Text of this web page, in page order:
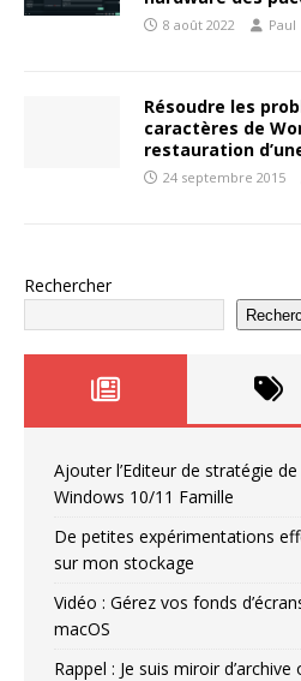
8 août 2022 Paul
Résoudre les
caractères de
restauration
24 septembre 2015
Rechercher
Ajouter l’Editeur de stratégie
Windows 10/11 Famille
De petites expérimentations
sur mon stockage
Vidéo : Gérez vos fonds
macOS
Rappel : Je suis miroir